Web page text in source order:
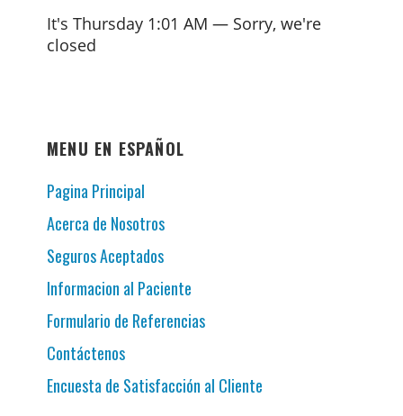
It's Thursday 1:01 AM — Sorry, we're
closed
MENU EN ESPAÑOL
Pagina Principal
Acerca de Nosotros
Seguros Aceptados
Informacion al Paciente
Formulario de Referencias
Contáctenos
Encuesta de Satisfacción al Cliente